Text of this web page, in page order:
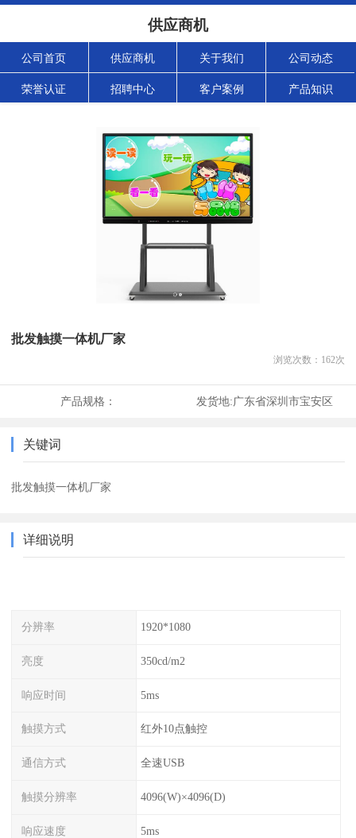
供应商机
公司首页 供应商机 关于我们 公司动态
荣誉认证 招聘中心 客户案例 产品知识
批发触摸一体机厂家
浏览次数： 162次
产品规格： 发货地:广东省深圳市宝安区
关键词
批发触摸一体机厂家
详细说明
分辨率 1920*1080
亮度 350cd/m2
响应时间 5ms
触摸方式 红外10点触控
通信方式 全速USB
触摸分辨率 4096(W)×4096(D)
响应速度 5ms